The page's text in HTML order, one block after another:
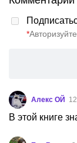
*
Алекс ОЙ
В этой книге